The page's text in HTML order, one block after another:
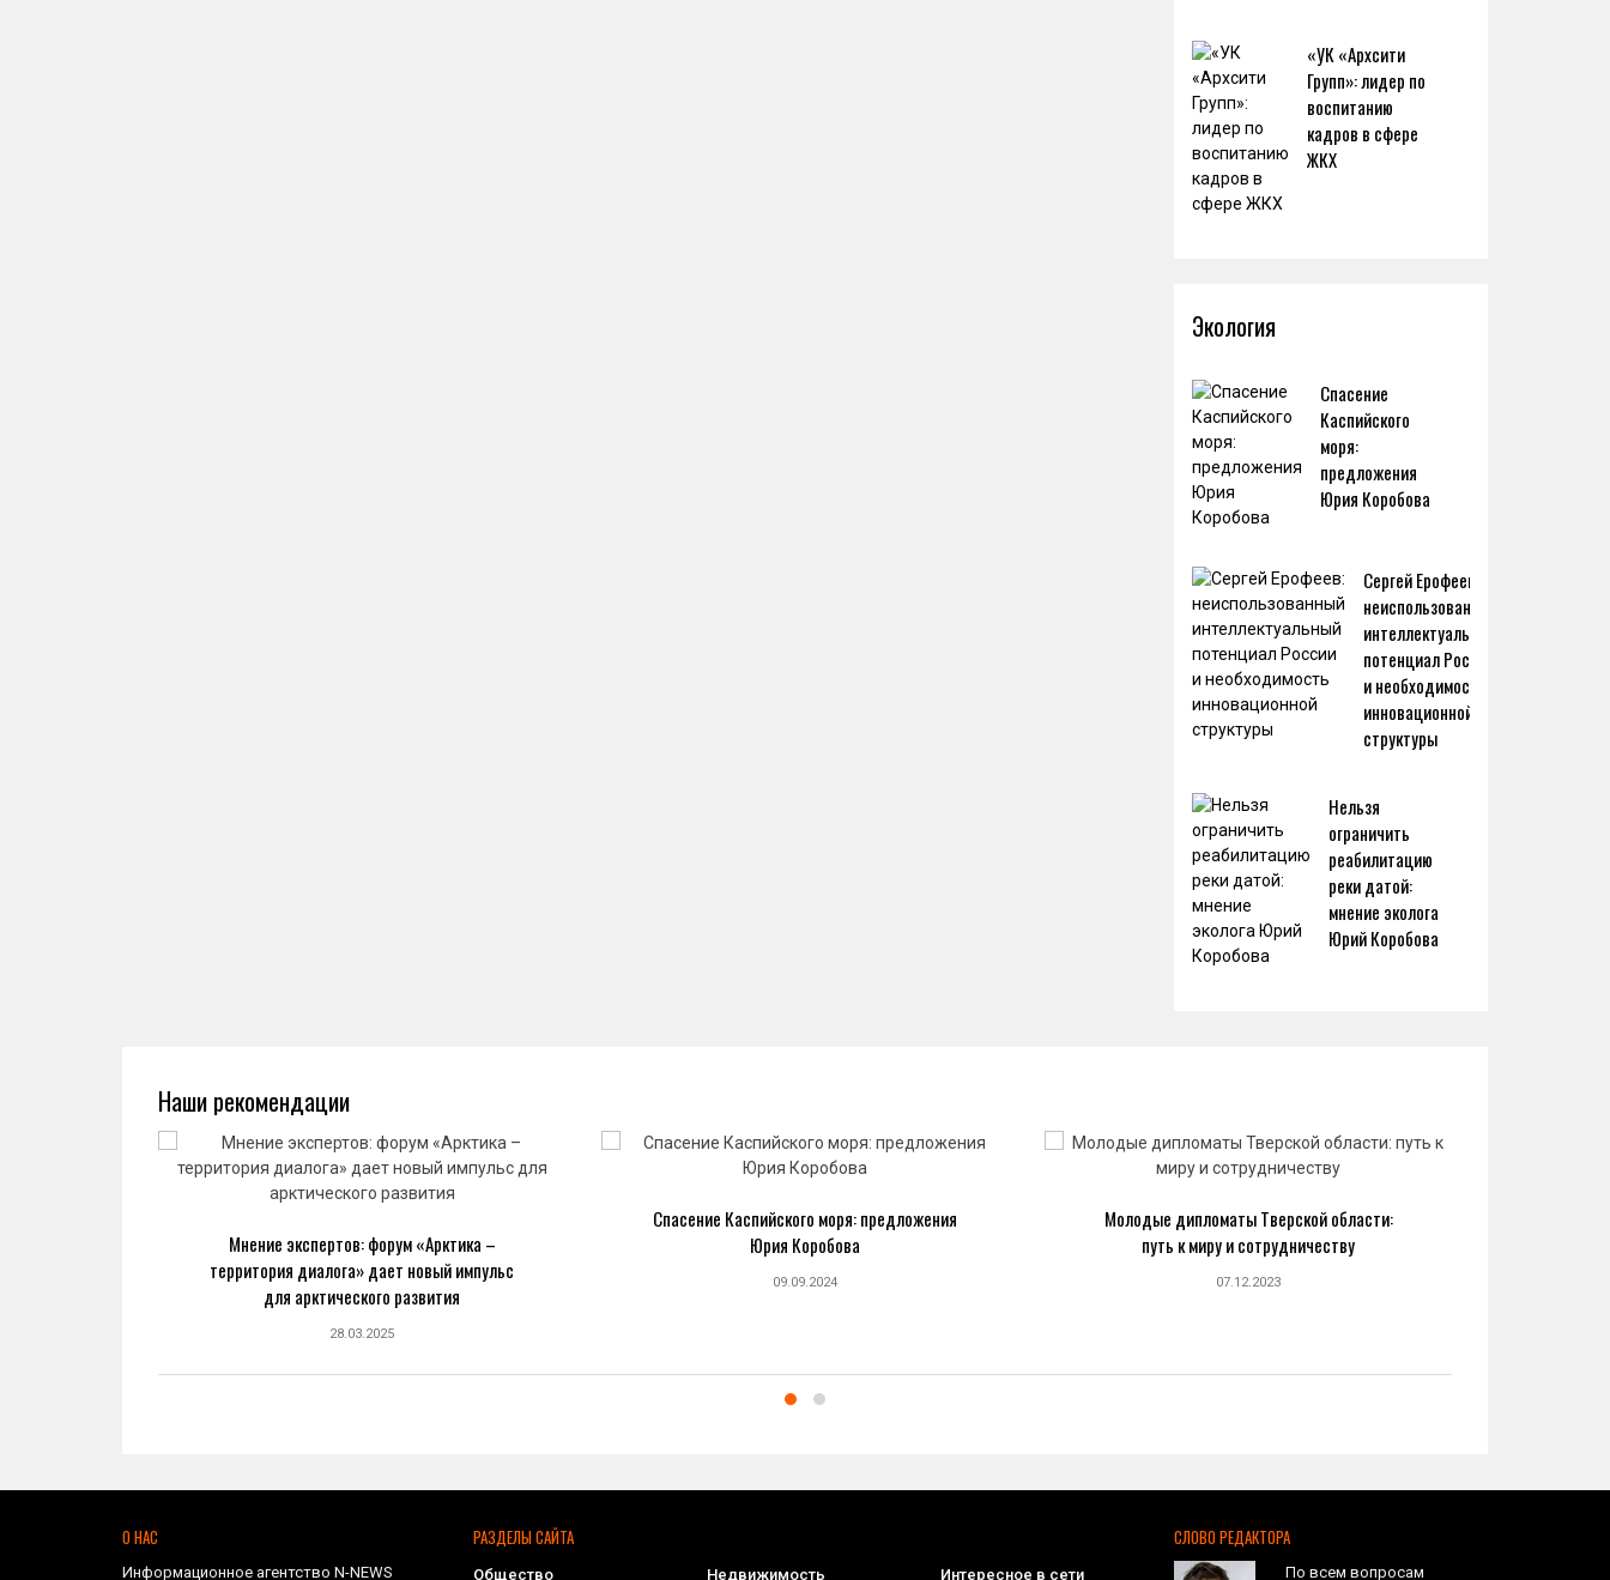
«УК «Архсити
Групп»: лидер по
воспитанию
кадров в сфере
ЖКХ
Экология
Спасение
Каспийского
моря:
предложения
Юрия Коробова
Сергей Ерофеев:
неиспользованный
интеллектуальный
потенциал России
и необходимость
инновационной
структуры
Нельзя
ограничить
реабилитацию
реки датой:
мнение эколога
Юрий Коробова
Наши рекомендации
Мнение экспертов: форум «Арктика –
территория диалога» дает новый импульс
для арктического развития
28.03.2025
Спасение Каспийского моря: предложения
Юрия Коробова
09.09.2024
Молодые дипломаты Тверской области:
путь к миру и сотрудничеству
07.12.2023
О НАС
Информационное агентство N-NEWS
РАЗДЕЛЫ САЙТА
Общество Недвижимость Интересное в сети
СЛОВО РЕДАКТОРА
По всем вопросам